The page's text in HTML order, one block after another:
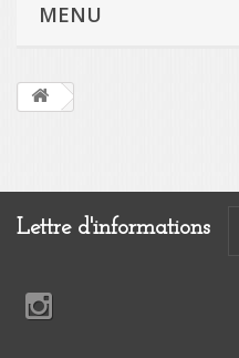
MENU
Lettre d'informations